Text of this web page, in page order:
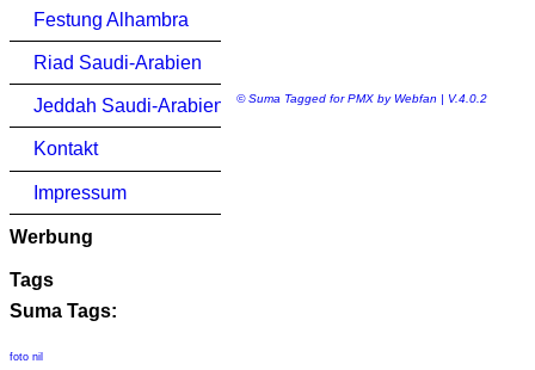
Festung Alhambra
Riad Saudi-Arabien
Jeddah Saudi-Arabien
Kontakt
Impressum
Werbung
Tags
Suma Tags:
foto nil
© Suma Tagged for PMX by Webfan | V.4.0.2